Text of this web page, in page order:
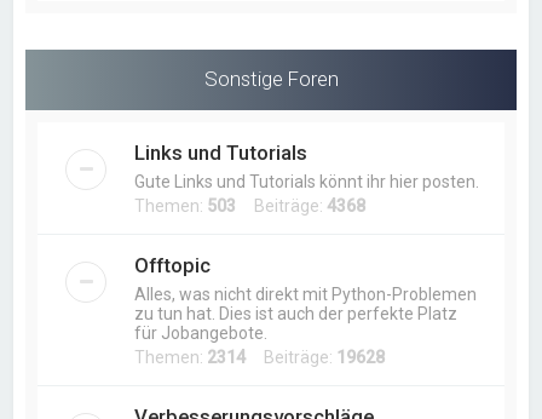
Sonstige Foren
Links und Tutorials
Gute Links und Tutorials könnt ihr hier posten.
Themen: 503 Beiträge:4368
Offtopic
Alles, was nicht direkt mit Python-Problemen
zu tun hat. Dies ist auch der perfekte Platz
für Jobangebote.
Themen: 2314 Beiträge: 19628